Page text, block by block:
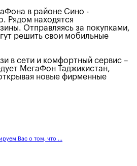
в районе Сино -
Рядом находятся
Отправляясь за покупками,
решить свои мобильные
в сети и комфортный сервис –
МегаФон Таджикистан,
новые фирменные
Вас о том, что ...